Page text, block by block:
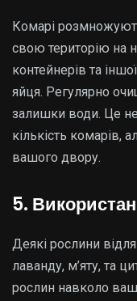
Комарі
свою територію на
контейнерів та
яйця. Регулярно
залишки води. Це
кількість комарів,
вашого двору.
5.
Деякі рослини
лаванду, м’яту, та
рослин навколо